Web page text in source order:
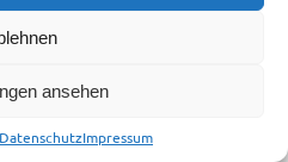
ansehen
DatenschutzImpressum